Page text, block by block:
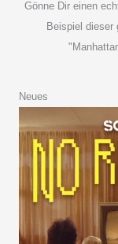
Gönne Dir einen
Beispiel dieser
Neues